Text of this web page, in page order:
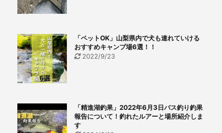
「ペットOK」山梨県内で犬も連れていける
おすすめキャンプ場6選！！
2022/9/23
「精進湖釣果」2022年6月3日バス釣り釣果
報告について！釣れたルアーと場所紹介しま
す